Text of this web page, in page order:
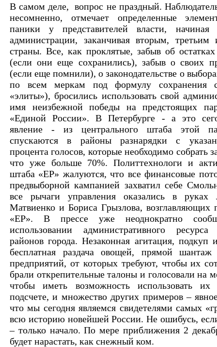
В самом деле, вопрос не праздный.
несомненно, отмечает определенные
паники у представителей власти,
администрации, заканчивая вторым,
страны. Все, как проклятые, забыв об
(если они еще сохранились), забыв о своих
(если еще помнили), о законодательстве о
по всем меркам под формулу сохранения
«элиты»), бросились использовать свой
имя неизбежной победы на предстоящих
«Единой России». В Петербурге - а это
явление - из центрального штаба этой
спускаются в районы разнарядки с
процента голосов, которые необходимо собрать
что уже больше 70%. Политтехнологи и
штаба «ЕР» жалуются, что все финансовые
предвыборной кампанией захватил себе
все рычаги управления оказались в
Матвиенко и Бориса Грызлова, возглавляющих
«ЕР». В прессе уже неоднократно
использовании административного
районов города. Незаконная агитация, подкуп
бесплатная раздача овощей, прямой шантаж
предприятий, от которых требуют, чтобы их
брали открепительные талоны и голосовали на
чтобы иметь возможность использовать
подсчете, и множество других примеров – явное
что мы сегодня являемся свидетелями самых
всю историю новейшей России. Не ошибусь,
– только начало. По мере приближения 2
будет нарастать, как снежный ком.